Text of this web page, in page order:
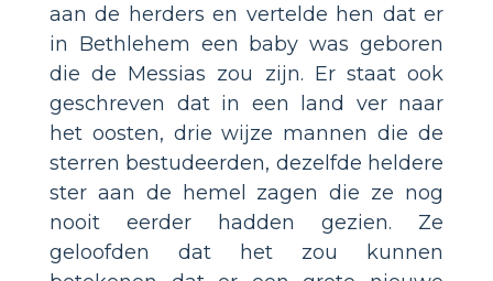
aan de herders en vertelde hen dat er
in Bethlehem een baby was geboren
die de Messias zou zijn. Er staat ook
geschreven dat in een land ver naar
het oosten, drie wijze mannen die de
sterren bestudeerden, dezelfde heldere
ster aan de hemel zagen die ze nog
nooit eerder hadden gezien. Ze
geloofden dat het zou kunnen